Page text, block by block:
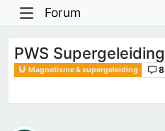
Forum
PWS Supergeleiding
Magnetisme & supergeleiding 8